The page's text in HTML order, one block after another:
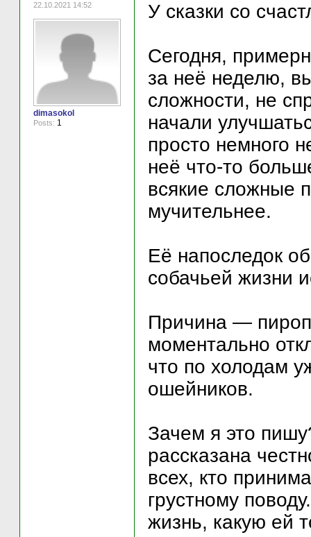
22.10.2021 14:52
dimasokol
Posts: 1
У сказки со
Сегодня,
за неё неделю,
сложности, не
начали
просто немного
неё что-то
всякие сложные
мучительнее.
Её напоследок
собачьей жизни
Причина —
моментально
что по холодам
ошейников.
Зачем я это
рассказана
всех, кто
грустному
жизнь, какую ей